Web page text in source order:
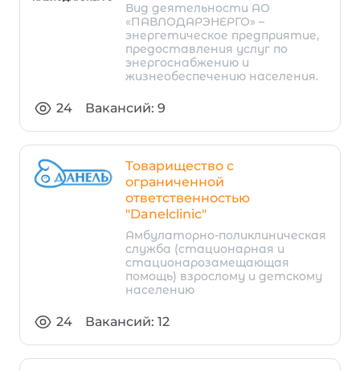
Вид деятельности АО
«ПАВЛОДАРЭНЕРГО» –
энергетическое предприятие,
предоставления услуг по
энергоснабжению и
жизнеобеспечению населения.
24 Вакансий: 9
Товарищество с
ограниченной
ответственностью
"Danelclinic"
Амбулаторно-поликлиническая
служба (стационарная и
стационарозамещающая
помощь) взрослому и детскому
населению
24 Вакансий: 12